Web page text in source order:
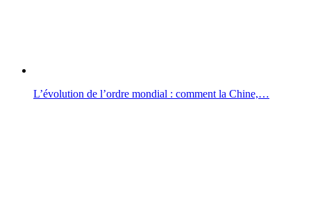
L’évolution de l’ordre mondial : comment la Chine,…